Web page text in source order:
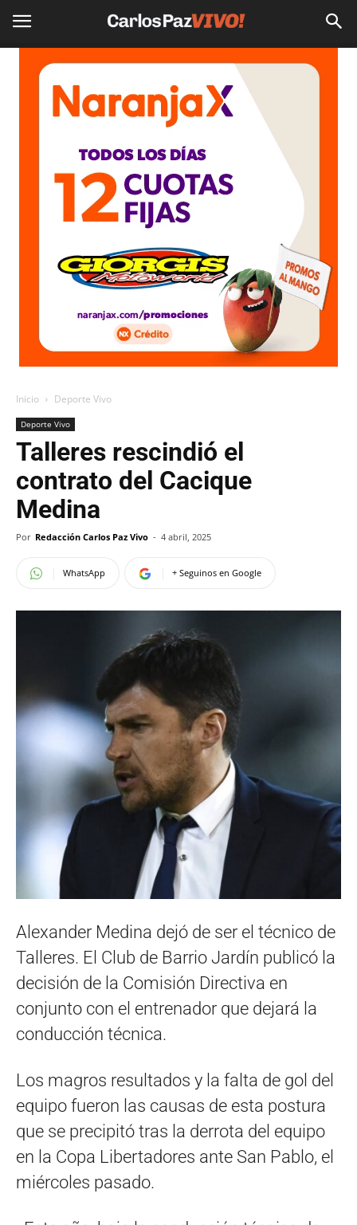
Inicio Deporte Vivo
Deporte Vivo
Talleres rescindió el
contrato del Cacique
Medina
Por Redacción Carlos Paz Vivo - 4 abril, 2025
WhatsApp + Seguinos en Google
Alexander Medina dejó de ser el técnico de
Talleres. El Club de Barrio Jardín publicó la
decisión de la Comisión Directiva en
conjunto con el entrenador que dejará la
conducción técnica.
Los magros resultados y la falta de gol del
equipo fueron las causas de esta postura
que se precipitó tras la derrota del equipo
en la Copa Libertadores ante San Pablo, el
miércoles pasado.